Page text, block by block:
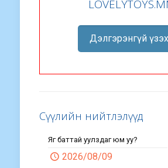
Дэлгэрэнгүй үзэх
Сүүлийн нийтлэлүүд
Яг баттай уулздаг юм уу?
2026/08/09